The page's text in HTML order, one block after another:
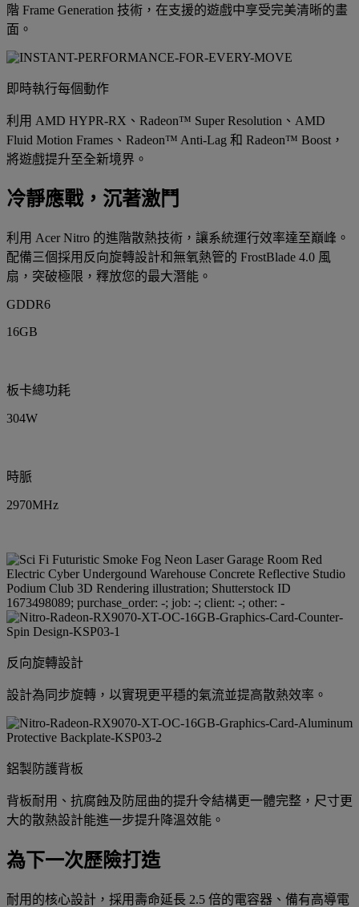
階 Frame Generation 技術，在支援的遊戲中享受完美清晰的畫
面。
即時執行每個動作
利用 AMD HYPR-RX、Radeon™ Super Resolution、AMD
Fluid Motion Frames、Radeon™ Anti-Lag 和 Radeon™ Boost，
將遊戲提升至全新境界。
冷靜應戰，沉著激鬥
利用 Acer Nitro 的進階散熱技術，讓系統運行效率達至巔峰。
配備三個採用反向旋轉設計和無氧熱管的 FrostBlade 4.0 風
扇，突破極限，釋放您的最大潛能。
GDDR6
16GB
板卡總功耗
304W
時脈
2970MHz
反向旋轉設計
設計為同步旋轉，以實現更平穩的氣流並提高散熱效率。
鋁製防護背板
背板耐用、抗腐蝕及防屈曲的提升令結構更一體完整，尺寸更
大的散熱設計能進一步提升降溫效能。
為下一次歷險打造
耐用的核心設計，採用壽命延長 2.5 倍的電容器、備有高導電